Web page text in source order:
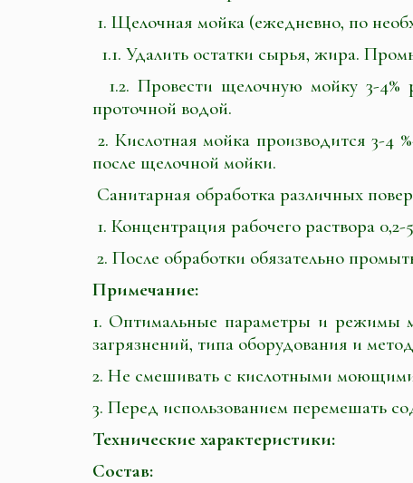
1. Щелочная мойка (ежедневно, по
1.1. Удалить остатки сырья, жира.
1.2. Провести щелочную мойку 3-4%
проточной водой.
2. Кислотная мойка производится 3-4
после щелочной мойки.
Санитарная обработка различных
1. Концентрация рабочего раствора
2. После обработки обязательно
Примечание:
1. Оптимальные параметры и режимы
загрязнений, типа оборудования и
2. Не смешивать с кислотными
3. Перед использованием перемешать
Технические характеристики:
Состав: